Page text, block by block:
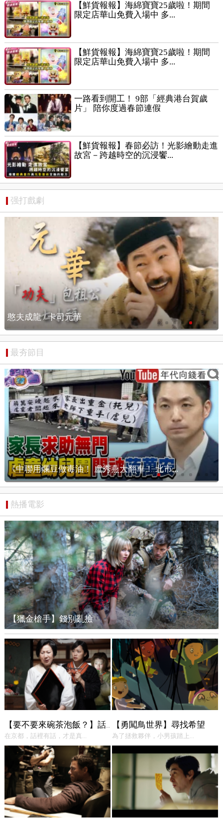
【鮮貨報報】海綿寶寶25歲啦！期間
限定店華山免費入場中 多...
【鮮貨報報】海綿寶寶25歲啦！期間
限定店華山免費入場中 多...
一路看到開工！ 9部「經典港台賀歲
片」 陪你度過春節連假
【鮮貨報報】春節必訪！光影繪動走進
故宮－跨越時空的沉浸饗...
强打戲劇
憨夫成龍 / 搶先看
最夯節目
【狠狠抖內幕】抓！毒油真門神現身？盧秀燕...
熱播電影
【獵金槍手】錢別亂撿
【要不要來碗茶泡飯？】話中有話
在京都，話裡有話，才是真...
【勇闖鳥世界】尋找希望
為了拯救夥伴，小男孩踏上...